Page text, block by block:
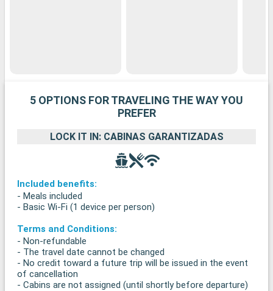
5 OPTIONS FOR TRAVELING THE WAY YOU
PREFER
LOCK IT IN: CABINAS GARANTIZADAS
Included benefits:
- Meals included
- Basic Wi-Fi (1 device per person)
Terms and Conditions:
- Non-refundable
- The travel date cannot be changed
- No credit toward a future trip will be issued in the event
of cancellation
- Cabins are not assigned (until shortly before departure)